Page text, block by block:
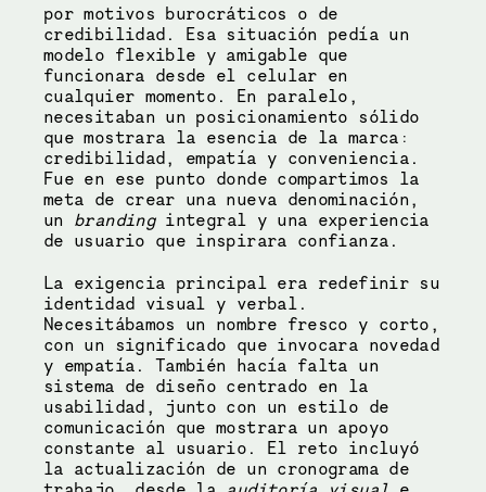
por motivos burocráticos o de
credibilidad. Esa situación pedía un
modelo flexible y amigable que
funcionara desde el celular en
cualquier momento. En paralelo,
necesitaban un posicionamiento sólido
que mostrara la esencia de la marca:
credibilidad, empatía y conveniencia.
Fue en ese punto donde compartimos la
meta de crear una nueva denominación,
un branding integral y una experiencia
de usuario que inspirara confianza.
La exigencia principal era redefinir su
identidad visual y verbal.
Necesitábamos un nombre fresco y corto,
con un significado que invocara novedad
y empatía. También hacía falta un
sistema de diseño centrado en la
usabilidad, junto con un estilo de
comunicación que mostrara un apoyo
constante al usuario. El reto incluyó
la actualización de un cronograma de